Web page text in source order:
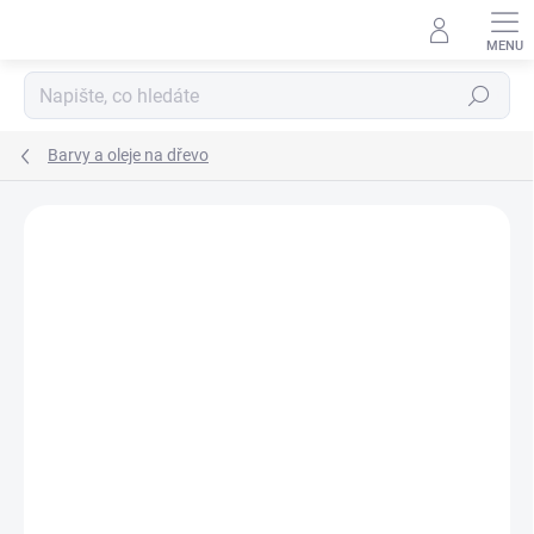
Hledat
Barvy a oleje na dřevo